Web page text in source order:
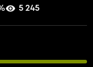
5 245